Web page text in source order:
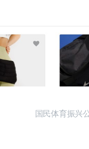
国民体育振兴